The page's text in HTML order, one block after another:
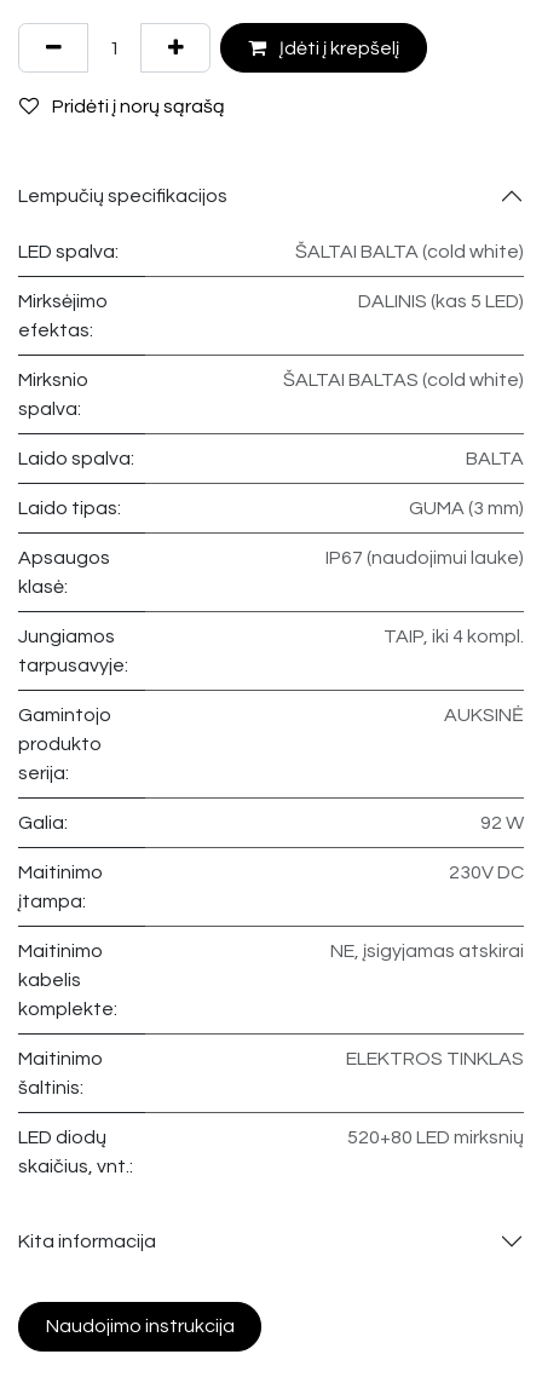
Įdėti į krepšelį
Pridėti į norų sąrašą
Lempučių specifikacijos
LED spalva: ŠALTAI BALTA (cold white)
Mirksėjimo
efektas:
DALINIS (kas 5 LED)
Mirksnio
spalva:
ŠALTAI BALTAS (cold white)
Laido spalva: BALTA
Laido tipas: GUMA (3 mm)
Apsaugos
klasė:
IP67 (naudojimui lauke)
Jungiamos
tarpusavyje:
TAIP, iki 4 kompl.
Gamintojo
produkto
serija:
AUKSINĖ
Galia: 92 W
Maitinimo
įtampa:
230V DC
Maitinimo
kabelis
komplekte:
NE, įsigyjamas atskirai
Maitinimo
šaltinis:
ELEKTROS TINKLAS
LED diodų
skaičius, vnt.:
520+80 LED mirksnių
Kita informacija
Naudojimo instrukcija